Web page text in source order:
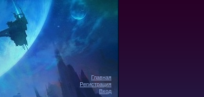
Главная
Регистрация
Вход